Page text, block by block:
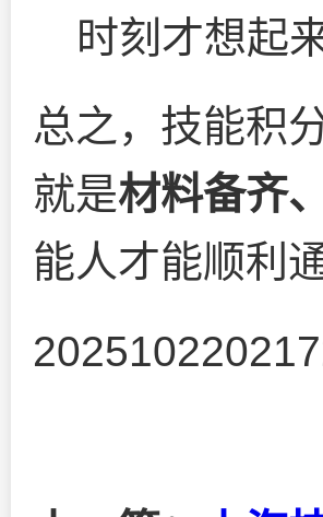
时刻才想起
总之，技能积
就是材料备齐
能人才能顺利